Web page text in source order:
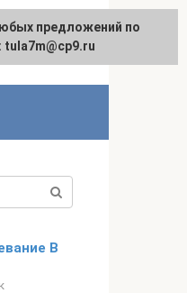
В
предложений по
tula7m@cp9.ru